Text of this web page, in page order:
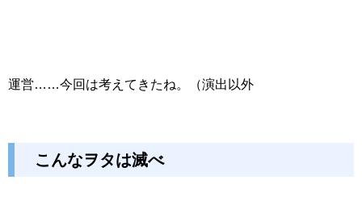
運営……今回は考えてきたね。（演出以外
こんなヲタは滅べ